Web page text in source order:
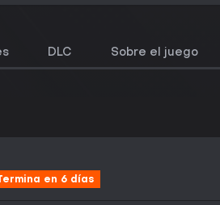
DLC Sobre el juego
en 6 días